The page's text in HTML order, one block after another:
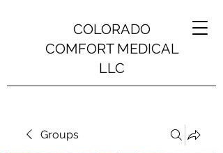
COLORADO
COMFORT MEDICAL
LLC
Groups